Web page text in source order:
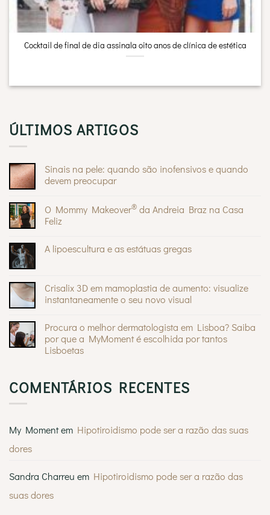
Cocktail de final de dia assinala oito anos de clínica de estética
ÚLTIMOS ARTIGOS
Sinais na pele: quando são inofensivos e quando
devem preocupar
em
Sinais
na
são
inofensivos
preocupar
O Mommy Makeover® da Andreia Braz na Casa
Feliz
em
Andreia
Braz
na
A lipoescultura e as estátuas gregas
A
lipoescultura
e
gregas
Crisalix 3D em mamoplastia de aumento: visualize
instantaneamente o seu novo visual
em
3D
em
visualize
instantaneamente
Procura o melhor dermatologista em Lisboa? Saiba
por que a MyMoment é escolhida por tantos
Lisboetas
Procura
o
Saiba
é
escolhida
tantos
COMENTÁRIOS RECENTES
My Momentem Hipotiroidismo pode ser a razão das suas
dores
Sandra Charreu em Hipotiroidismo pode ser a razão das
suas dores